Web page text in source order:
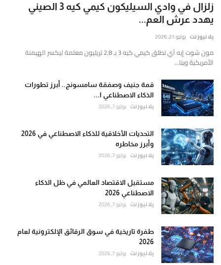
زلزال في وادي السيليكون كيمي كيه 3 الصيني
يهدد عرش العم...
يلا نيوز نت يوليو 21, 2026
مون شوت إيه آي تطلق كيمي كيه 3 بـ 2.8 تريليون معلمة ليكسر الهيمنة
الأمريكية وينا...
قمة جنيف وصفقة سامسونج.. أبرز تطورات
الذكاء الاصطناعي ا...
يلا نيوز نت يوليو 7, 2026
التحديات الأخلاقية للذكاء الاصطناعي في 2026
وأبرز مخاطره
يلا نيوز نت يوليو 7, 2026
مستقبل الاقتصاد العالمي في ظل الذكاء
الاصطناعي 2026
يلا نيوز نت يوليو 7, 2026
طفرة تاريخية في سوق الرقائق الإلكترونية لعام
2026
يلا نيوز نت يوليو 7, 2026